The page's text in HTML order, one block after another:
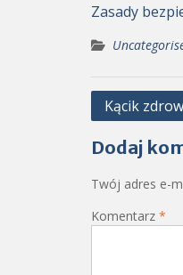
Zasady
Nawigacja
Kącik
Dodaj
Twój adres e-
Komentarz *